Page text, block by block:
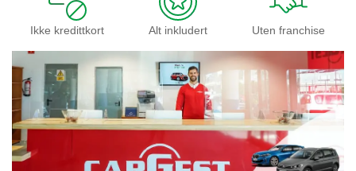
Ikke kredittkort Alt inkludert Uten franchise